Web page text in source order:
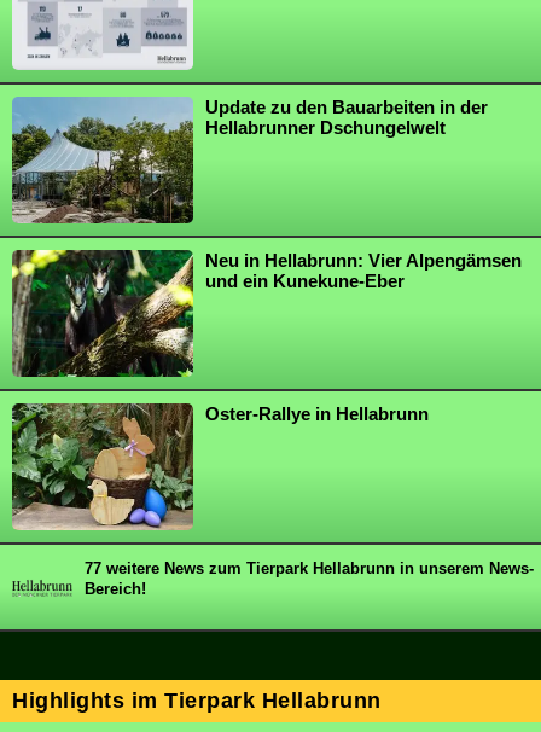
Update zu den Bauarbeiten in der
Hellabrunner Dschungelwelt
Neu in Hellabrunn: Vier Alpengämsen
und ein Kunekune-Eber
Oster-Rallye in Hellabrunn
77 weitere News zum Tierpark Hellabrunn in unserem News-
Bereich!
Highlights im Tierpark Hellabrunn